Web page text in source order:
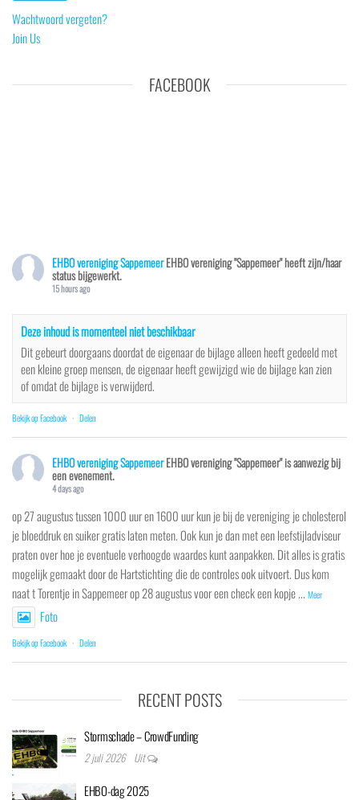
Wachtwoord vergeten?
Join Us
FACEBOOK
EHBO vereniging SappemeerEHBO vereniging "Sappemeer" heeft zijn/haar
status bijgewerkt.
15 hours ago
Deze inhoud is momenteel niet beschikbaar
Dit gebeurt doorgaans doordat de eigenaar de bijlage alleen heeft gedeeld met
een kleine groep mensen, de eigenaar heeft gewijzigd wie de bijlage kan zien
of omdat de bijlage is verwijderd.
Bekijk op Facebook · Delen
EHBO vereniging SappemeerEHBO vereniging "Sappemeer" is aanwezig bij
een evenement.
4 days ago
op 27 augustus tussen 1000 uur en 1600 uur kun je bij de vereniging je cholesterol
je bloeddruk en suiker gratis laten meten. Ook kun je dan met een leefstijladviseur
praten over hoe je eventuele verhoogde waardes kunt aanpakken. Dit alles is gratis
mogelijk gemaakt door de Hartstichting die de controles ook uitvoert. Dus kom
naat t Torentje in Sappemeer op 28 augustus voor een check een kopje... Meer
Foto
Bekijk op Facebook · Delen
RECENT POSTS
Stormschade – CrowdFunding
2 juli 2026 Uit
EHBO-dag 2025